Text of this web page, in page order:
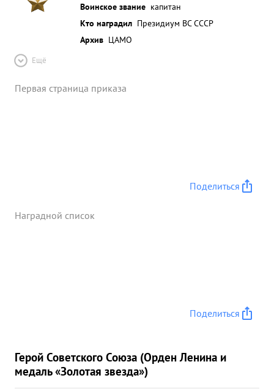
Воинское звание капитан
Кто наградил Президиум ВС СССР
Архив ЦАМО
Ещё
Первая страница приказа
Поделиться
Наградной список
Поделиться
Герой Советского Союза (Орден Ленина и
медаль «Золотая звезда»)